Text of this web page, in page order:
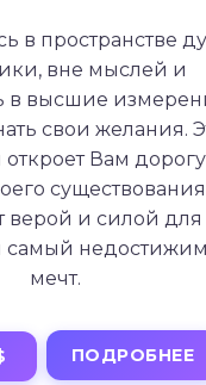
в пространстве
вне мыслей и
в высшие
свои желания.
Вам
верой и силой для
самый
мечт.
ПОДРОБНЕЕ